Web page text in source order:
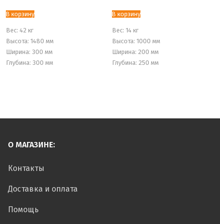
В корзину
Вес: 42 кг
Высота: 1480 мм
Ширина: 300 мм
Глубина: 300 мм
В корзину
Вес: 14 кг
Высота: 1000 мм
Ширина: 200 мм
Глубина: 250 мм
О МАГАЗИНЕ:
Контакты
Доставка и оплата
Помощь